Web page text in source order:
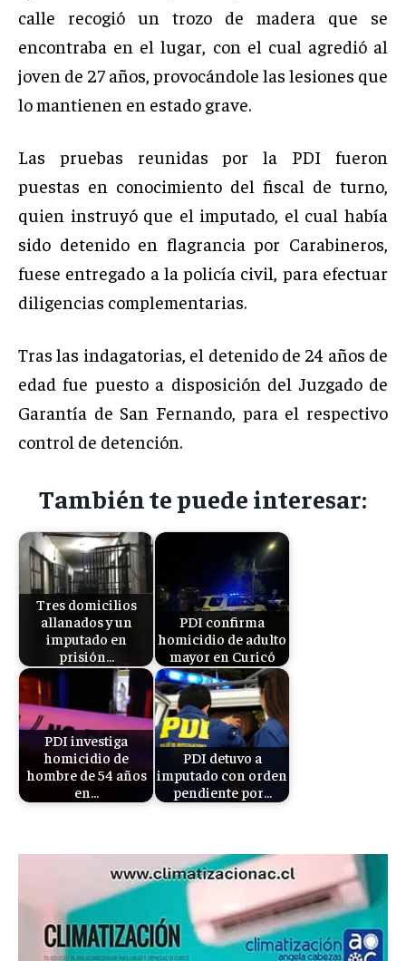
calle recogió un trozo de madera que se
encontraba en el lugar, con el cual agredió al
joven de 27 años, provocándole las lesiones que
lo mantienen en estado grave.
Las pruebas reunidas por la PDI fueron
puestas en conocimiento del fiscal de turno,
quien instruyó que el imputado, el cual había
sido detenido en flagrancia por Carabineros,
fuese entregado a la policía civil, para efectuar
diligencias complementarias.
Tras las indagatorias, el detenido de 24 años de
edad fue puesto a disposición del Juzgado de
Garantía de San Fernando, para el respectivo
control de detención.
También te puede interesar:
Tres domicilios
allanados y un
imputado en
prisión…
PDI confirma
homicidio de adulto
mayor en Curicó
PDI investiga
homicidio de
hombre de 54 años
en…
PDI detuvo a
imputado con orden
pendiente por…